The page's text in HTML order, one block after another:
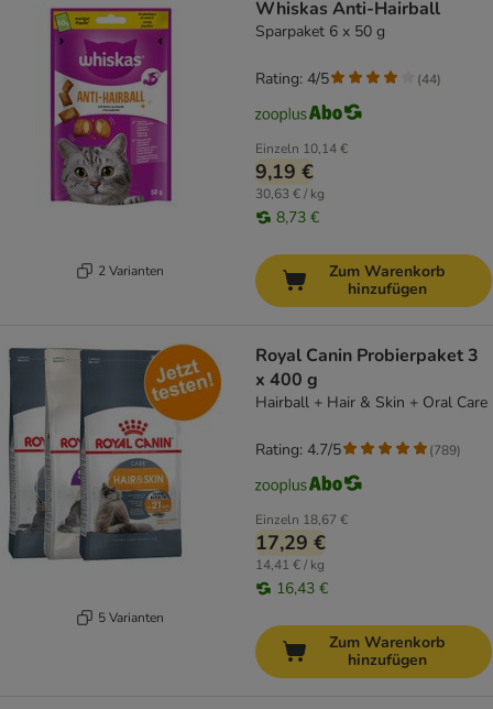
2 Varianten
Whiskas Anti-Hairball
Sparpaket 6 x 50 g
Einzeln 10,14 €
9,19 €
30,63 € / kg
8,73 €
Rating: 4/5 (44)
Zum Warenkorb
hinzufügen
5 Varianten
Royal Canin Probierpaket 3
x 400 g
Hairball + Hair & Skin + Oral Care
Einzeln 18,67 €
17,29 €
14,41 € / kg
16,43 €
Rating: 4.7/5 (789)
Zum Warenkorb
hinzufügen